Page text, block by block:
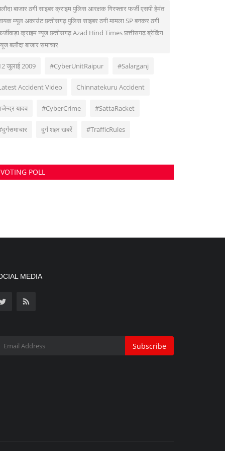
बाजार ठगी साइबर क्राइम पुलिस आरक्षक गिरफ्तार फर्जी एसपी हेमंत
म्यूल अकाउंट छत्तीसगढ़ पुलिस साइबर ठगी मामला SP बनकर ठगी
क्राइम न्यूज छत्तीसगढ़ Azad Hind Times छत्तीसगढ़ ब्रेकिंग
बलौदा बाजार समाचार
जुलाई 2009 #CyberUnitRaipur #Salarganj
Accident Video Chinnatekuru Accident
यादव #CyberCrime #SattaRacket
दुर्ग शहर खबरें #TrafficRules
VOTING POLL
MEDIA
Subscribe